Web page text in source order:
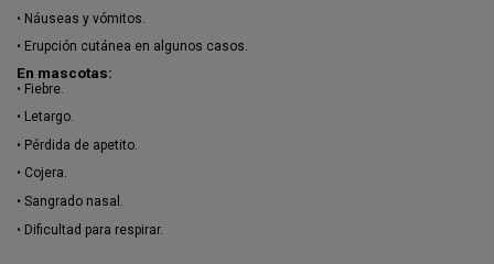
• Náuseas y vómitos.
• Erupción cutánea en algunos casos.
En mascotas:
• Fiebre.
• Letargo.
• Pérdida de apetito.
• Cojera.
• Sangrado nasal.
• Dificultad para respirar.